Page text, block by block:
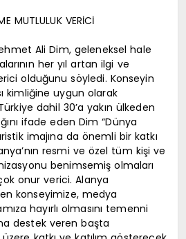
MUTLULUK VERİCİ
Ali Dim, geleneksel hale
her yıl artan ilgi ve
olduğunu söyledi. Konseyin
kimliğine uygun olarak
dahil 30’a yakın ülkeden
ifade eden Dim “Dünya
imajına da önemli bir katkı
resmi ve özel tüm kişi ve
benimsemiş olmaları
onur verici. Alanya
konseyimize, medya
hayırlı olmasını temenni
destek veren başta